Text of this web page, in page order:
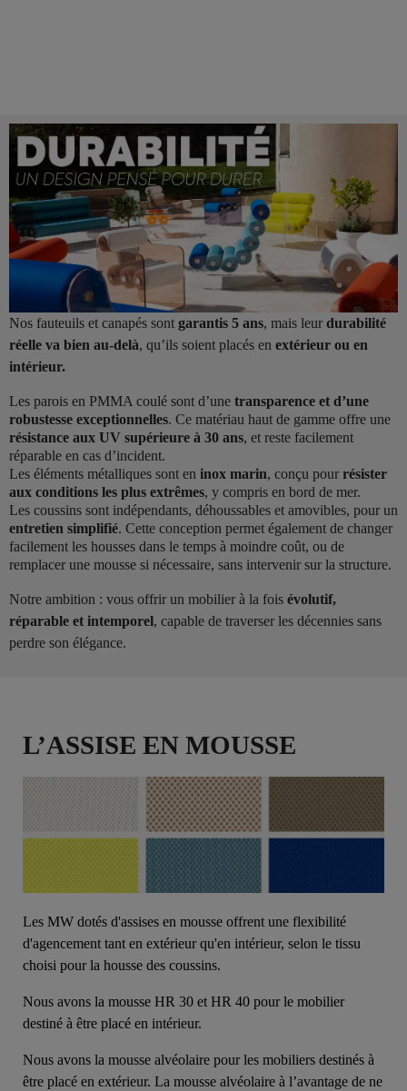
Nos fauteuils et canapés sont garantis 5 ans, mais leur durabilité
réelle va bien au-delà, qu’ils soient placés en extérieur ou en
intérieur.
Les parois en PMMA coulé sont d’une transparence et d’une
robustesse exceptionnelles. Ce matériau haut de gamme offre une
résistance aux UV supérieure à 30 ans, et reste facilement
réparable en cas d’incident.
Les éléments métalliques sont en inox marin, conçu pour résister
aux conditions les plus extrêmes, y compris en bord de mer.
Les coussins sont indépendants, déhoussables et amovibles, pour un
entretien simplifié. Cette conception permet également de changer
facilement les housses dans le temps à moindre coût, ou de
remplacer une mousse si nécessaire, sans intervenir sur la structure.
Notre ambition : vous offrir un mobilier à la fois évolutif,
réparable et intemporel, capable de traverser les décennies sans
perdre son élégance.
L’ASSISE EN MOUSSE
Les MW dotés d'assises en mousse offrent une flexibilité
d'agencement tant en extérieur qu'en intérieur, selon le tissu
choisi pour la housse des coussins.
Nous avons la mousse HR 30 et HR 40 pour le mobilier
destiné à être placé en intérieur.
Nous avons la mousse alvéolaire pour les mobiliers destinés à
être placé en extérieur. La mousse alvéolaire à l’avantage de ne